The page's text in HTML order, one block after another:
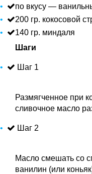
по вкусу —
200 гр. кокосовой
140 гр. миндаля
Шаги
Шаг 1
Размягченное при
сливочное масло
Шаг 2
Масло смешать со
ванилин (или